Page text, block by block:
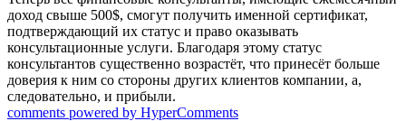
доход свыше 500$, смогут получить именной сертификат,
подтверждающий их статус и право оказывать
консультационные услуги. Благодаря этому статус
консультантов существенно возрастёт, что принесёт больше
доверия к ним со стороны других клиентов компании, а,
следовательно, и прибыли.
comments powered by HyperComments